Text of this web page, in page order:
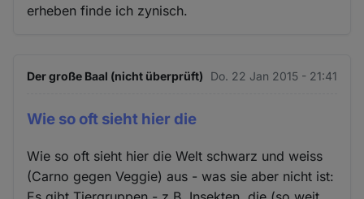
erheben finde ich zynisch.
Der große Baal (nicht überprüft) Do. 22 Jan 2015 - 21:41
Wie so oft sieht hier die
Wie so oft sieht hier die Welt schwarz und weiss
(Carno gegen Veggie) aus - was sie aber nicht ist: